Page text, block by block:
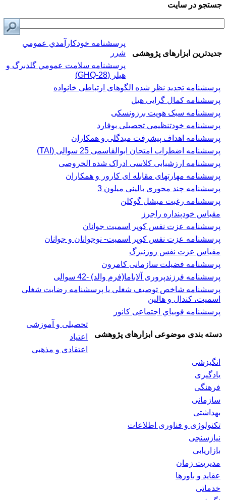
جستجو در سایت
جدیدترین ابزارهای پژوهشی
پرسشنامه خودكارآمدي عمومي
شرر
پرسشنامه سلامت عمومي گلدبرگ و
هیلر (GHQ-28)
پرسشنامه تجدید نظر شده الگوهای ارتباطی خانواده
پرسشنامه کمال گرایی هیل
پرسشنامه سبک هویت برزونسکی
پرسشنامه خودتنظیمی تحصیلی بوفارد
پرسشنامه اهداف پیشرفت میدگلی و همکاران
پرسشنامه اضطراب امتحان ابوالقاسمی 25 سوالی (TAI)
پرسشنامه ارزشیابی کلاسی ادراک شده الخروصی
پرسشنامه مهارتهای مقابله ای کارور و همکاران
پرسشنامه چند محوری بالینی میلون 3
پرسشنامه رغبت ميشل گوكلن
مقیاس خودپنداره راجرز
پرسشنامه عزت نفس كوپر اسميت جوانان
پرسشنامه عزت نفس کوپر اسمیت- نوجوانان و جوانان
مقیاس عزت نفس روزنبرگ
پرسشنامه فضیلت سازمانی کامرون
پرسشنامه فرزندپروری آلاباما(فرم والد) -42 سوالی
پرسشنامه شاخص توصیف شغلی یا پرسشنامه رضایت شغلی
اسميت، كندال و هالين
پرسشنامه فوبياي اجتماعی کانور
دسته بندی موضوعی ابزارهای پژوهشی
تحصیلی و آموزشی
اعتیاد
اعتقادی و مذهبی
انگیزشی
یادگیری
فرهنگی
سازمانی
بهداشتی
تکنولوژی و فناوری اطلاعات
نیازسنجی
بازاریابی
مدیریت زمان
عقاید و باورها
خدماتی